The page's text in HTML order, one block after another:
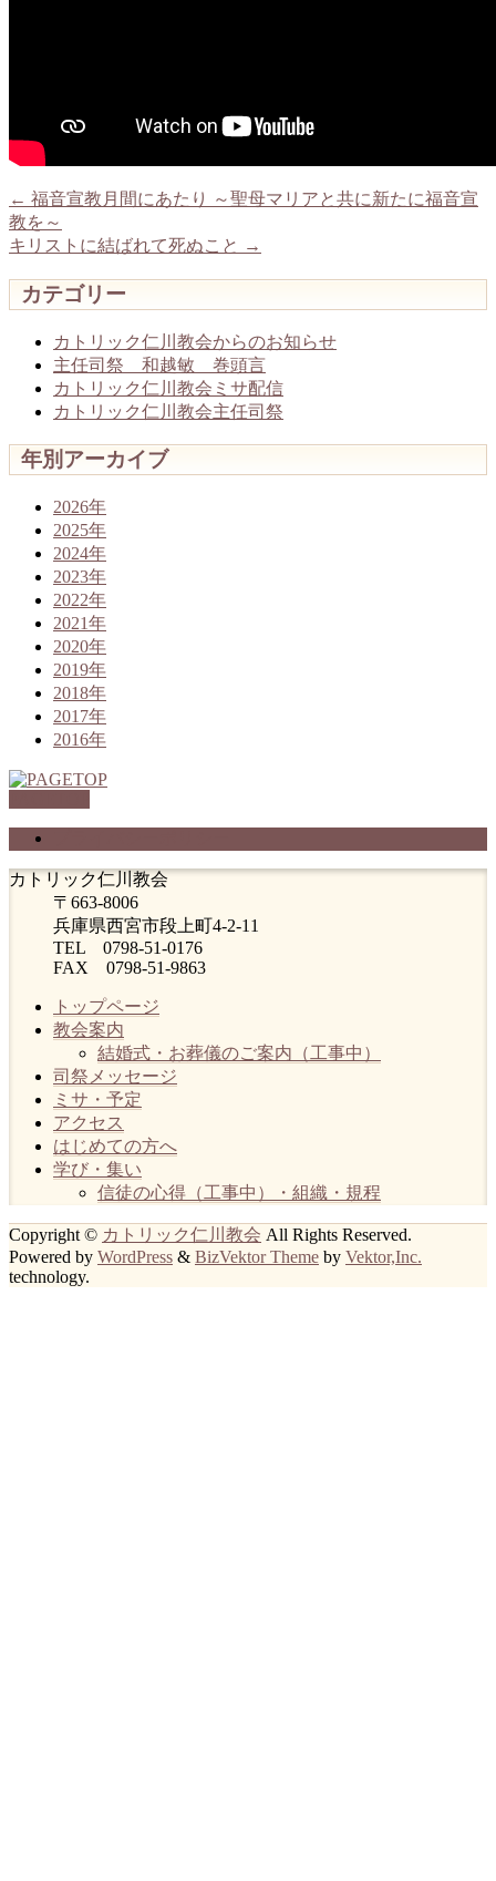
← 福音宣教月間にあたり ～聖母マリアと共に新たに福音宣
教を～
キリストに結ばれて死ぬこと →
カテゴリー
カトリック仁川教会からのお知らせ
主任司祭 和越敏 巻頭言
カトリック仁川教会ミサ配信
カトリック仁川教会主任司祭
年別アーカイブ
2026年
2025年
2024年
2023年
2022年
2021年
2020年
2019年
2018年
2017年
2016年
カトリック仁川教会
〒663-8006
兵庫県西宮市段上町4-2-11
TEL 0798-51-0176
FAX 0798-51-9863
トップページ
教会案内
結婚式・お葬儀のご案内（工事中）
司祭メッセージ
ミサ・予定
アクセス
はじめての方へ
学び・集い
信徒の心得（工事中）・組織・規程
Copyright © カトリック仁川教会 All Rights Reserved.
Powered by WordPress & BizVektor Theme by Vektor,Inc.
technology.